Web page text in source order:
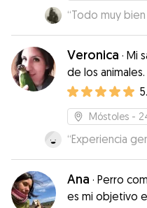
“Todo muy
Veronica · Mi
de los
Móstoles -
“Experiencia
Ana · Perro
es mi objetivo